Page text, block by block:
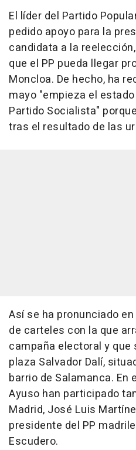
El líder del Partido
pedido apoyo para la
candidata a la
que el PP pueda llegar
Moncloa. De hecho, ha
mayo "empieza el
Partido Socialista"
tras el resultado de las
Así se ha pronunciado
de carteles con la que
campaña electoral y que
plaza Salvador Dalí,
barrio de Salamanca. En
Ayuso han participado
Madrid, José Luis
presidente del PP
Escudero.